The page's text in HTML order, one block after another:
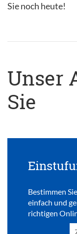
Sie noch heute!
Unser
Sie
Bestimmen
einfach und
richtigen